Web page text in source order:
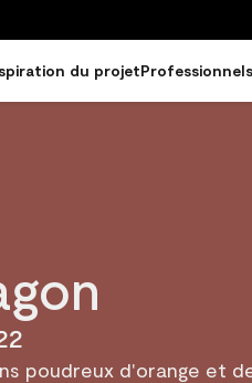
du projetProfessionnels
poudreux d'orange et